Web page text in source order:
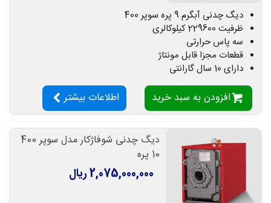
دیگ چدنی آبگرم 9 پره سوپر 400
ظرفیت 229600 کیلوکالری
سه پاس حرارتی
قطعات مجزا قابل مونتاژ
دارای 10 سال گارانتی
افزودن به سبد خرید اطلاعات بیشتر
دیگ چدنی شوفاژکار مدل سوپر 400
10 پره
2,075,000,000 ریال